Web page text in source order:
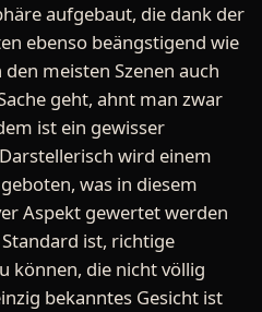
aufgebaut, die dank der
ebenso beängstigend wie
meisten Szenen auch
geht, ahnt man zwar
ist ein gewisser
wird einem
was in diesem
Aspekt gewertet werden
ist, richtige
können, die nicht völlig
bekanntes Gesicht ist